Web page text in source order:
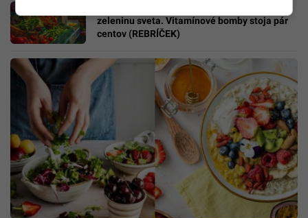
zeleninu sveta. Vitamínové bomby stoja pár
centov (REBRÍČEK)